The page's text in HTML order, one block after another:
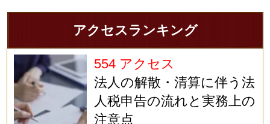
アクセスランキング
554 アクセス
法人の解散・清算に伴う法
人税申告の流れと実務上の
注意点